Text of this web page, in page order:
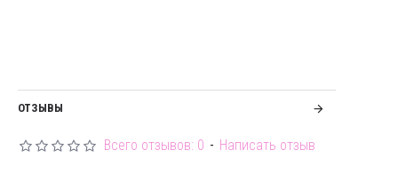
ОТЗЫВЫ
Всего отзывов: 0 - Написать отзыв